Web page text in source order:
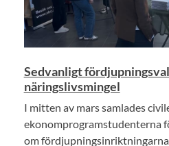
Sedvanligt
näringslivsmingel
I mitten av mars samlades
ekonomprogramstudenterna
om